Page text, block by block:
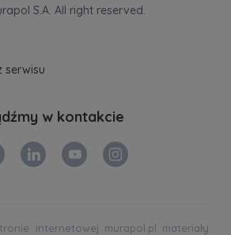
S.A. All right reserved.
serwisu
w kontakcie
internetowej murapol.pl materiały